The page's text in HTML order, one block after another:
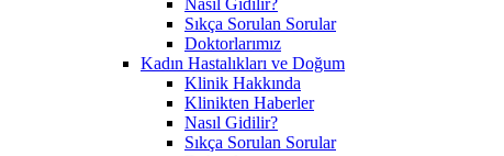
Sıkça Sorulan Sorular
Doktorlarımız
Kadın Hastalıkları ve Doğum
Klinik Hakkında
Klinikten Haberler
Nasıl Gidilir?
Sıkça Sorulan Sorular